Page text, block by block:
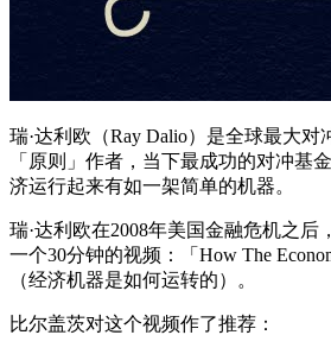
瑞·达利欧（Ray Dalio）是全球最大对
「原则」作者，当下最成功的对冲基
济运行起来有如一架简单的机器。
瑞·达利欧在2008年美国金融危机之后
一个30分钟的视频：「How The
（经济机器是如何运转的）。
比尔盖茨对这个视频作了推荐：